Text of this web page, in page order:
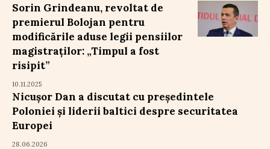
Sorin Grindeanu, revoltat de
premierul Bolojan pentru
modificările aduse legii pensiilor
magistraților: „Timpul a fost
risipit”
10.11.2025
Nicușor Dan a discutat cu președintele
Poloniei și liderii baltici despre securitatea
Europei
28.06.2026